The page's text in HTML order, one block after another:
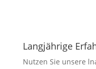
Langjährige
Nutzen Sie unsere